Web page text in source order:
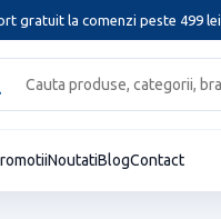
gratuit la comenzi peste 499 lei
NoutatiBlogContact